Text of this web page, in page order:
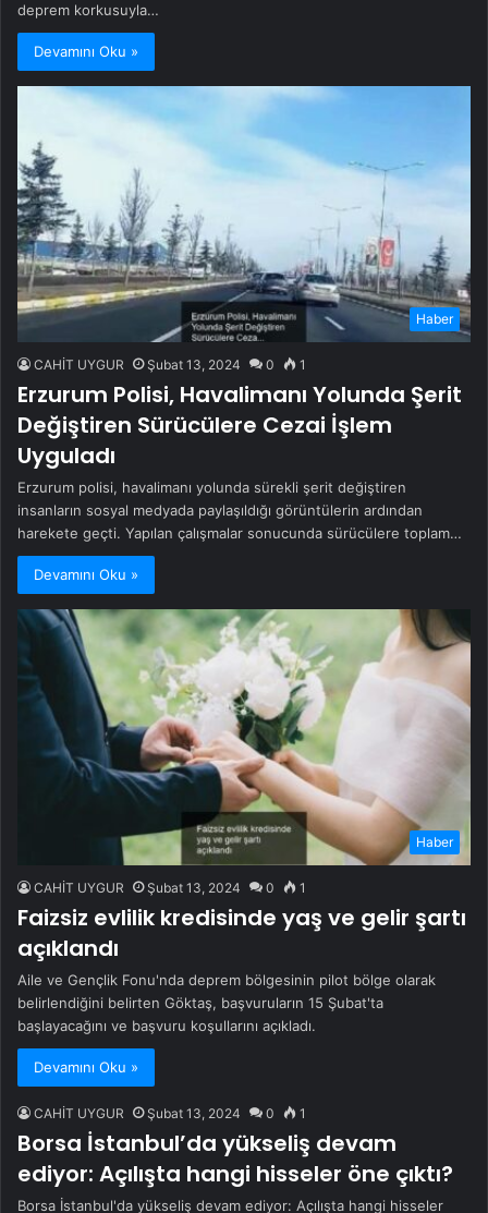
deprem korkusuyla…
Devamını Oku »
Haber
CAHİT UYGUR Şubat 13, 2024 0 1
Erzurum Polisi, Havalimanı Yolunda Şerit
Değiştiren Sürücülere Cezai İşlem
Uyguladı
Erzurum polisi, havalimanı yolunda sürekli şerit değiştiren
insanların sosyal medyada paylaşıldığı görüntülerin ardından
harekete geçti. Yapılan çalışmalar sonucunda sürücülere toplam…
Devamını Oku »
Haber
CAHİT UYGUR Şubat 13, 2024 0 1
Faizsiz evlilik kredisinde yaş ve gelir şartı
açıklandı
Aile ve Gençlik Fonu'nda deprem bölgesinin pilot bölge olarak
belirlendiğini belirten Göktaş, başvuruların 15 Şubat'ta
başlayacağını ve başvuru koşullarını açıkladı.
Devamını Oku »
CAHİT UYGUR Şubat 13, 2024 0 1
Borsa İstanbul’da yükseliş devam
ediyor: Açılışta hangi hisseler öne çıktı?
Borsa İstanbul'da yükseliş devam ediyor: Açılışta hangi hisseler